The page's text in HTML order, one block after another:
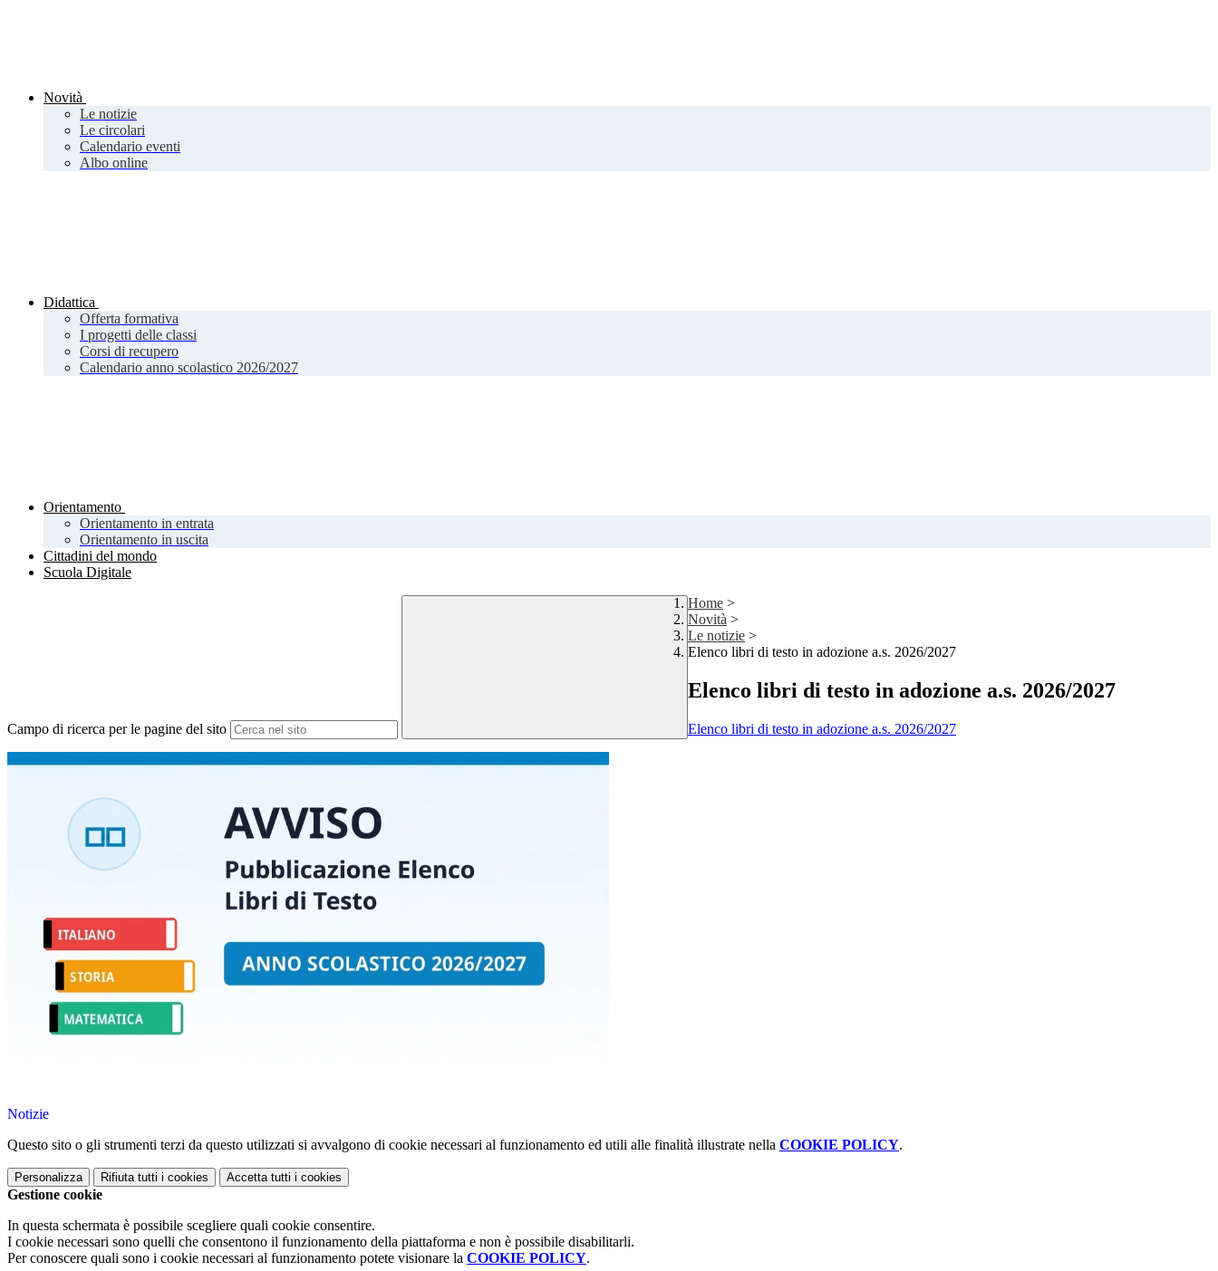
Novità
Le notizie
Le circolari
Calendario eventi
Albo online
Didattica
Offerta formativa
I progetti delle classi
Corsi di recupero
Calendario anno scolastico 2026/2027
Orientamento
Orientamento in entrata
Orientamento in uscita
Cittadini del mondo
Scuola Digitale
Campo di ricerca per le pagine del sito
Home >
Novità >
Le notizie >
Elenco libri di testo in adozione a.s. 2026/2027
Elenco libri di testo in adozione a.s. 2026/2027
Elenco libri di testo in adozione a.s. 2026/2027
Notizie
Questo sito o gli strumenti terzi da questo utilizzati si avvalgono di cookie necessari al funzionamento ed utili alle finalità illustrate nella COOKIE POLICY.
Personalizza Rifiuta tutti i cookies Accetta tutti i cookies
Gestione cookie
In questa schermata è possibile scegliere quali cookie consentire.
I cookie necessari sono quelli che consentono il funzionamento della piattaforma e non è possibile disabilitarli.
Per conoscere quali sono i cookie necessari al funzionamento potete visionare la COOKIE POLICY.